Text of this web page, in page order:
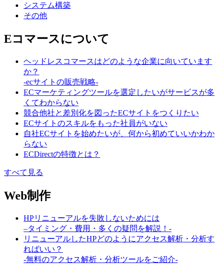
システム構築
その他
Eコマースについて
ヘッドレスコマースはどのような企業に向いています
か？
-ecサイトの販売戦略-
ECマーケティングツールを選定したいがサービスが多
くてわからない
競合他社と差別化を図ったECサイトをつくりたい
ECサイトのスキルをもった社員がいない
自社ECサイトを始めたいが、何から初めていいかわか
らない
ECDirectの特徴とは？
すべて見る
Web制作
HPリニューアルを失敗しないためには
–タイミング・費用・多くの疑問を解説！-
リニューアルしたHPどのようにアクセス解析・分析す
ればいい？
-無料のアクセス解析・分析ツールをご紹介-